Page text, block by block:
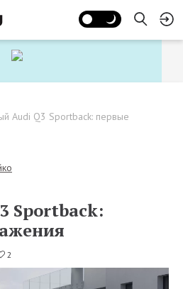
Audi Q3 Sportback: первые
Sportback:
2